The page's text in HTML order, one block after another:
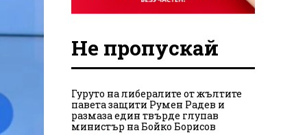
Не пропускай
Гуруто на либералите от жълтите
павета защити Румен Радев и
размаза един твърде глупав
министър на Бойко Борисов